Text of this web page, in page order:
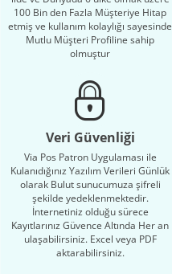
100 Bin den Fazla Müşteriye Hitap
etmiş ve kullanım kolaylığı sayesinde
Mutlu Müşteri Profiline sahip
olmuştur
Veri Güvenliği
Via Pos Patron Uygulaması ile
Kulanıdığınız Yazılım Verileri Günlük
olarak Bulut sunucumuza şifreli
şekilde yedeklenmektedir.
İnternetiniz olduğu sürece
Kayıtlarınız Güvence Altında Her an
ulaşabilirsiniz. Excel veya PDF
aktarabilirsiniz.